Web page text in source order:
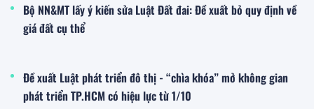
Bộ NN&MT lấy ý kiến sửa Luật Đất đai: Đề xuất bỏ quy định về
giá đất cụ thể
Đề xuất Luật phát triển đô thị - “chìa khóa” mở không gian
phát triển TP.HCM có hiệu lực từ 1/10